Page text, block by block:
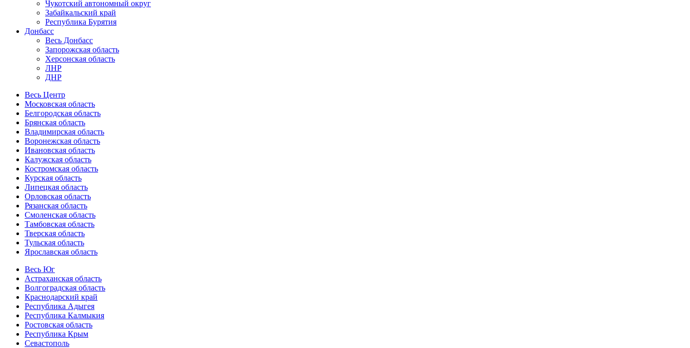
Чукотский автономный округ
Забайкальский край
Республика Бурятия
Донбасс
Весь Донбасс
Запорожская область
Херсонская область
ЛНР
ДНР
Весь Центр
Московская область
Белгородская область
Брянская область
Владимирская область
Воронежская область
Ивановская область
Калужская область
Костромская область
Курская область
Липецкая область
Орловская область
Рязанская область
Смоленская область
Тамбовская область
Тверская область
Тульская область
Ярославская область
Весь Юг
Астраханская область
Волгоградская область
Краснодарский край
Республика Адыгея
Республика Калмыкия
Ростовская область
Республика Крым
Севастополь